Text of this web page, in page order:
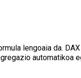
lengoaia da.
automatikoa